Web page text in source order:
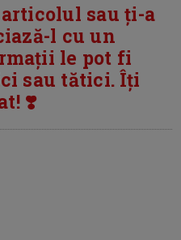
sau ți-a
l cu un
le pot fi
sau tătici. Îți
❣️